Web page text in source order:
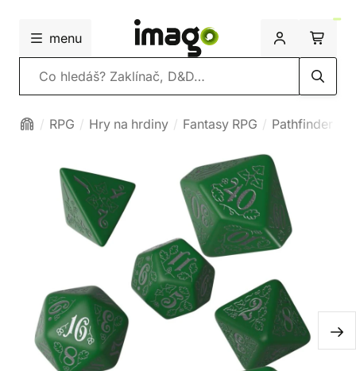
menu
Vyhledávání
RPG Hry na hrdiny Fantasy RPG Pathfinder 2e